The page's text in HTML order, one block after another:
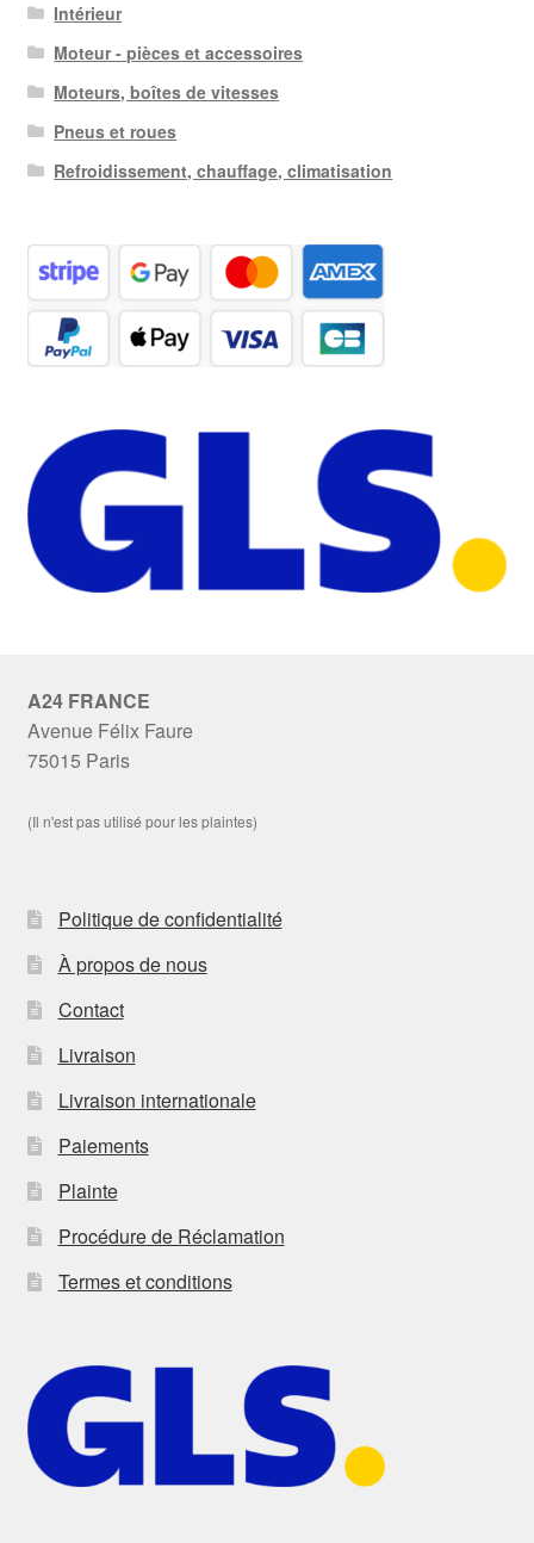
Intérieur
Moteur - pièces et accessoires
Moteurs, boîtes de vitesses
Pneus et roues
Refroidissement, chauffage, climatisation
A24 FRANCE
Avenue Félix Faure
75015 Paris
(Il n'est pas utilisé pour les plaintes)
Politique de confidentialité
À propos de nous
Contact
Livraison
Livraison internationale
Paiements
Plainte
Procédure de Réclamation
Termes et conditions